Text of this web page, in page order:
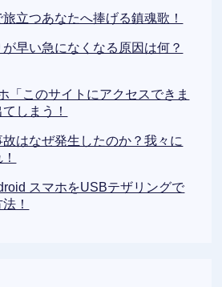
立つあなたへ捧げる鎮魂歌！
早い急になくなる原因は何？
「このサイトにアクセスできま
しまう！
はなぜ発生したのか？我々に
スマホをUSBテザリングで
！